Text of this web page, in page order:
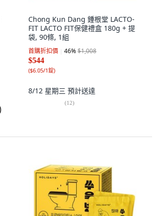
Chong Kun Dang 鍾根堂 LACTO-
FIT LACTO FIT保健禮盒 180g + 提
袋, 90條, 1組
首購折扣價 46%$1,008
$544
($6.05/1錠)
8/12 星期三 預計送達
(12)